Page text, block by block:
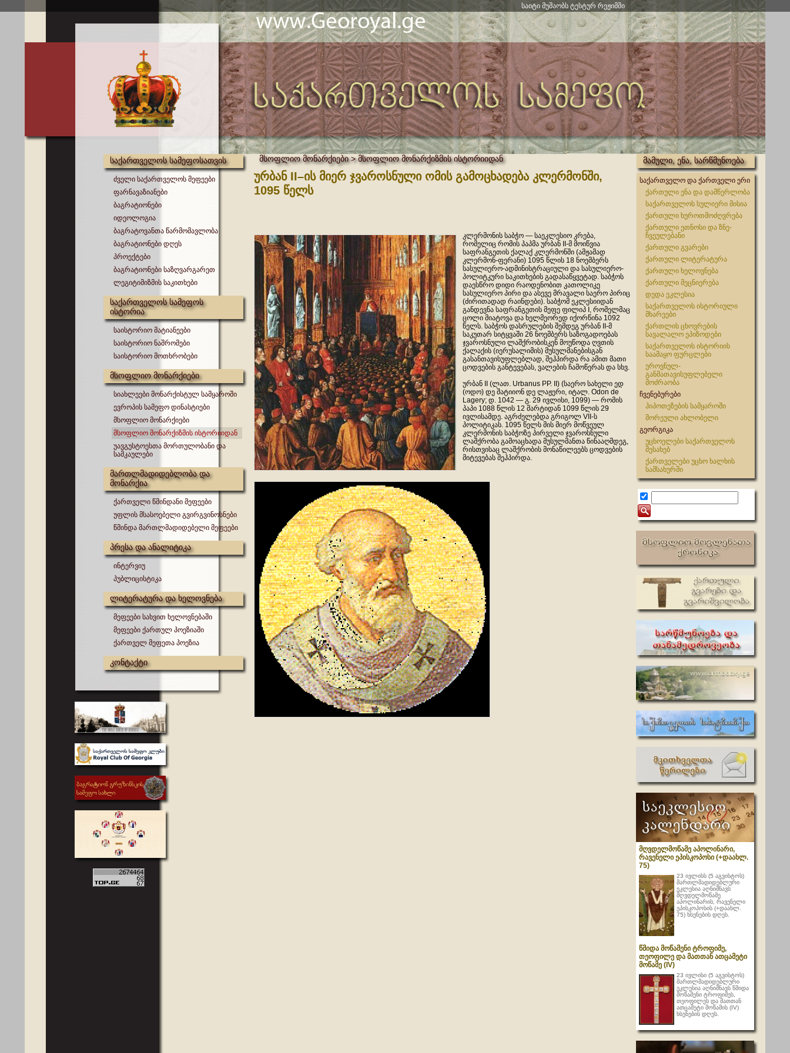
საიტი მუშაობს ტესტურ რეჟიმში
საქართველოს სამეფოსათვის
ძველი საქართველოს მეფეები
ფარნავაზიანები
ბაგრატიონები
იდეოლოგია
ბაგრატოვანთა წარმომავლობა
ბაგრატიონები დღეს
პროექტები
ბაგრატიონები საზღვარგარეთ
ლეგიტიმიზმის საკითხები
საქართველოს სამეფოს
ისტორია
საისტორიო მატიანეები
საისტორიო ნაშრომები
საისტორიო მოთხრობები
მსოფლიო მონარქიები
სიახლეები მონარქისტულ სამყაროში
ევროპის სამეფო დინასტიები
მსოფლიო მონარქიები
მსოფლიო მონარქიზმის ისტორიიდან
უავგუსტოესთა მორთულობანი და
სამკაულები
მართლმადიდებლობა და
მონარქია
ქართველი წმინდანი მეფეები
უფლის მსასოებელი გვირგვინოსნები
წმინდა მართლმადიდებელი მეფეები
პრესა და ანალიტიკა
ინტერვიუ
პუბლიცისტიკა
ლიტერატურა და ხელოვნება
მეფეები სახვით ხელოვნებაში
მეფეები ქართულ პოეზიაში
ქართველ მეფეთა პოეზია
კონტაქტი
მსოფლიო მონარქიები > მსოფლიო მონარქიზმის ისტორიიდან
ურბან II–ის მიერ ჯვაროსნული ომის გამოცხადება კლერმონში,
1095 წელს
კლერმონის საბჭო — საეკლესიო კრება,
რომელიც რომის პაპმა ურბან II-მ მოიწვია
საფრანგეთის ქალაქ კლერმონში (ამჟამად
კლერმონ-ფერანი) 1095 წლის 18 ნოემბერს
სასულიერო-ადმინისტრაციული და სასულიერო-
პოლიტკური საკითხების გადასაწყვეტად. საბჭოს
დაესწრო დიდი რაოდენობით კათოლიკე
სასულიერო პირი და ასევე მრავალი საერო პირიც
(ძირითადად რაინდები). საბჭომ ეკლესიიდან
განდევნა საფრანგეთის მეფე ფილიპ I, რომელმაც
ცოლი მიატოვა და ხელმეორედ იქორწინა 1092
წელს. საბჭოს დასრულების შემდეგ ურბან II-მ
საკუთარ სიტყვაში 26 ნოემბერს საზოგადოებას
ჯვაროსნული ლაშქრობისკენ მოუწოდა ღვთის
ქალაქის (იერუსალიმის) მუსულმანებისგან
გასანთავისუფლებლად, შეჰპირდა რა ამით მათი
ცოდვების განტევებას, ვალების ჩამოწერას და სხვ.
ურბან II (ლათ. Urbanus PP. II) (საერო სახელი ედ
(ოდო) დე შატიიონ დე ლაჟერი, იტალ. Odon de
Lagery; დ. 1042 — გ. 29 ივლისი, 1099) — რომის
პაპი 1088 წლის 12 მარტიდან 1099 წლის 29
ივლისამდე. აგრძელებდა გრიგოლ VII-ს
პოლიტიკას. 1095 წელს მის მიერ მოწვეულ
კლერმონის საბჭოზე პირველი ჯვაროსნული
ლაშქრობა გამოაცხადა მუსულმანთა წინააღმდეგ,
რისთვისაც ლაშქრობის მონაწილეებს ცოდვების
მიტევებას შეჰპირდა.
მამული, ენა, სარწმუნოება
საქართველო და ქართველი ერი
ქართული ენა და დამწერლობა
საქართველოს სულიერი მისია
ქართული ხუროთმოძღვრება
ქართული ეთნოსი და ზნე-
ჩვეულებანი
ქართული გვარები
ქართული ლიტერატურა
ქართული ხელოვნება
ქართული მეცნიერება
დედა ეკლესია
საქართველოს ისტორიული
მხარეები
ქართლის ცხოვრების
სავალალო ეპიზოდები
საქართველოს ისტორიის
საამაყო ფურცლები
ეროვნულ-
განმათავისუფლებელი
მოძრაობა
ჩვენებურები
ჰიპოთეზების სამყაროში
შორეული ახლობელი
გეორგიკა
უცხოელები საქართველოს
შესახებ
ქართველები უცხო ხალხის
სამსახურში
მღვდელმოწამე აპოლინარი,
რავენელი ეპისკოპოსი (+დაახლ.
75)
23 ივლისს (5 აგვისტოს)
მართლმადიდებლური
ეკლესია აღნიშნავს
მღვდელმოწამე
აპოლინარის, რავენელი
ეპისკოპოსის (+დაახლ.
75) ხსენების დღეს.
წმიდა მოწამენი ტროფიმე,
თეოფილე და მათთან ათცამეტი
მოწამე (IV)
23 ივლისი (5 აგვისტოს)
მართლმადიდებლური
ეკლესია აღნიშნავს წმიდა
მოწამენი ტროფიმეს,
თეოფილეს და მათთან
ათცამეტი მოწამის (IV)
ხსენების დღეს.